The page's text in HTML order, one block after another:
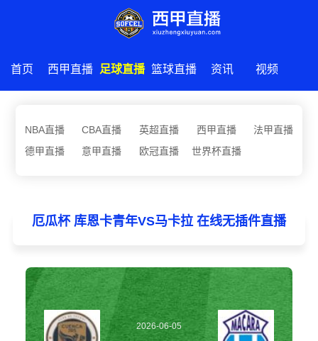
首页 西甲直播 足球直播 篮球直播 资讯 视频
NBA直播 CBA直播 英超直播 西甲直播
法甲直播
德甲直播
意甲直播 欧冠直播 世界杯直播
厄瓜杯 库恩卡青年VS马卡拉 在线无插件直播
2026-06-05